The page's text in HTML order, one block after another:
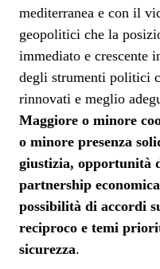
mediterranea e con il
geopolitici che la
immediato e crescente
degli strumenti politici
rinnovati e meglio
Maggiore o minore
o minore presenza
giustizia, opportunità
partnership
possibilità di accordi
reciproco e temi
sicurezza.